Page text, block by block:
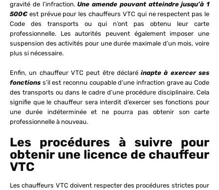
gravité de l’infraction.Une amende pouvant atteindre jusqu’à 1
500€est prévue pour les chauffeurs VTC qui ne respectent pas le
Code des transports ou qui n’ont pas obtenu leur carte
professionnelle. Les autorités peuvent également imposer une
suspension des activités pour une durée maximale d’un mois, voire
plus si nécessaire.
Enfin, un chauffeur VTC peut être déclaréinapte à exercer ses
fonctions s’il est reconnu coupable d’une infraction grave au Code
des transports ou dans le cadre d’une procédure disciplinaire. Cela
signifie que le chauffeur sera interdit d’exercer ses fonctions pour
une durée indéterminée et ne pourra pas obtenir son carte
professionnelle à nouveau.
Les procédures à suivre pour
obtenir une licence de chauffeur
VTC
Les chauffeurs VTC doivent respecter des procédures strictes pour